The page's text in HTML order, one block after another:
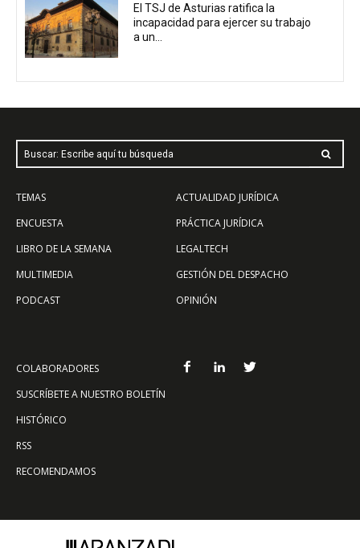
El TSJ de Asturias ratifica la
incapacidad para ejercer su trabajo
a un...
Buscar: Escribe aquí tu búsqueda
TEMAS
ENCUESTA
LIBRO DE LA SEMANA
MULTIMEDIA
PODCAST
ACTUALIDAD JURÍDICA
PRÁCTICA JURÍDICA
LEGALTECH
GESTIÓN DEL DESPACHO
OPINIÓN
COLABORADORES
SUSCRÍBETE A NUESTRO BOLETÍN
HISTÓRICO
RSS
RECOMENDAMOS